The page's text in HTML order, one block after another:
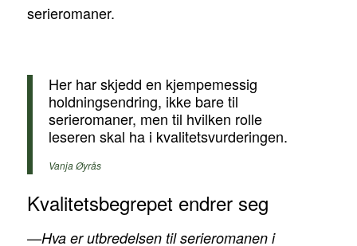
serieromaner.
Her har skjedd en kjempemessig
holdningsendring, ikke bare til
serieromaner, men til hvilken rolle
leseren skal ha i kvalitetsvurderingen.
Vanja Øyrås
Kvalitetsbegrepet endrer seg
—Hva er utbredelsen til serieromanen i